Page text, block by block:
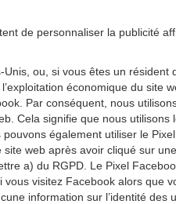
de personnaliser la publicité
ou, si vous êtes un
économique du site
Par conséquent, nous
Cela signifie que nous
également utiliser le
web après avoir cliqué sur
a) du RGPD. Le Pixel
visitez Facebook alors que
information sur l’identité des